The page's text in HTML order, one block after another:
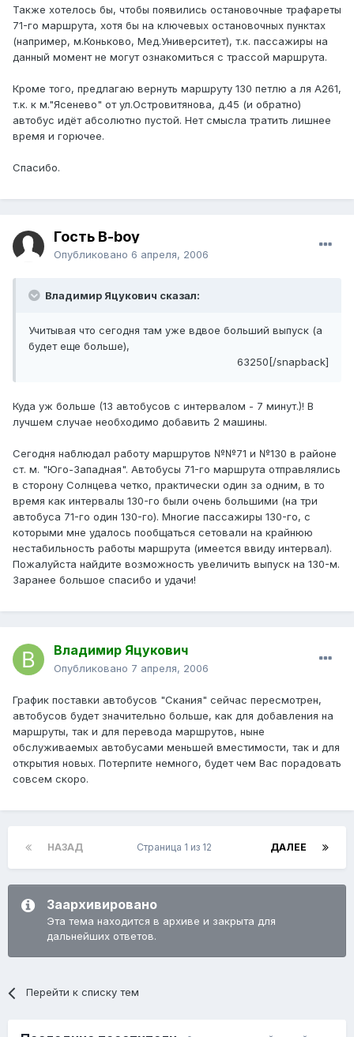
Также хотелось бы, чтобы появились остановочные трафареты
71-го маршрута, хотя бы на ключевых остановочных пунктах
(например, м.Коньково, Мед.Университет), т.к. пассажиры на
данный момент не могут ознакомиться с трассой маршрута.
Кроме того, предлагаю вернуть маршруту 130 петлю а ля А261,
т.к. к м."Ясенево" от ул.Островитянова, д.45 (и обратно)
автобус идёт абсолютно пустой. Нет смысла тратить лишнее
время и горючее.
Спасибо.
Гость B-boy
Опубликовано 6 апреля, 2006
Владимир Яцукович сказал:
Учитывая что сегодня там уже вдвое больший выпуск (а
будет еще больше),
63250[/snapback]
Куда уж больше (13 автобусов с интервалом - 7 минут.)! В
лучшем случае необходимо добавить 2 машины.
Сегодня наблюдал работу маршрутов №№71 и №130 в районе
ст. м. "Юго-Западная". Автобусы 71-го маршрута отправлялись
в сторону Солнцева четко, практически один за одним, в то
время как интервалы 130-го были очень большими (на три
автобуса 71-го один 130-го). Многие пассажиры 130-го, с
которыми мне удалось пообщаться сетовали на крайнюю
нестабильность работы маршрута (имеется ввиду интервал).
Пожалуйста найдите возможность увеличить выпуск на 130-м.
Заранее большое спасибо и удачи!
Владимир Яцукович
Опубликовано 7 апреля, 2006
График поставки автобусов "Скания" сейчас пересмотрен,
автобусов будет значительно больше, как для добавления на
маршруты, так и для перевода маршрутов, ныне
обслуживаемых автобусами меньшей вместимости, так и для
открытия новых. Потерпите немного, будет чем Вас порадовать
совсем скоро.
НАЗАД ДАЛЕЕ
Страница 1 из 12
Заархивировано
Эта тема находится в архиве и закрыта для
дальнейших ответов.
Перейти к списку тем